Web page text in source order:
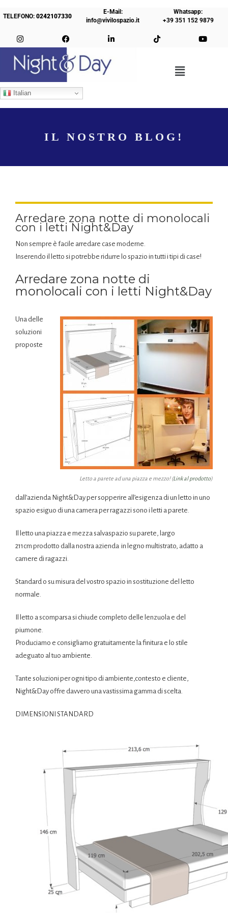
TELEFONO:0242107330
E-Mail:
info@vivilospazio.it
Whatsapp:
+39 351 152 9879
Italian
IL NOSTRO BLOG!
Arredare zona notte di monolocali
con i letti Night&Day
Non sempre è facile arredare case moderne.
Inserendo il letto si potrebbe ridurre lo spazio in tutti i tipi di case!
Arredare zona notte di
monolocali con i letti Night&Day
Letto a parete ad una piazza e mezzo! (Link al prodotto)
Una delle
soluzioni
proposte
dall’azienda Night&Day per sopperire all’esigenza di un letto in uno
spazio esiguo di una camera per ragazzi sono i letti a parete.
Il letto una piazza e mezza salvaspazio su parete, largo
211cm prodotto dalla nostra azienda in legno multistrato, adatto a
camere di ragazzi.
Standard o su misura del vostro spazio in sostituzione del letto
normale.
Il letto a scomparsa si chiude completo delle lenzuola e del
piumone.
Produciamo e consigliamo gratuitamente la finitura e lo stile
adeguato al tuo ambiente.
Tante soluzioni per ogni tipo di ambiente,contesto e cliente,
Night&Day offre davvero una vastissima gamma di scelta.
DIMENSIONI STANDARD